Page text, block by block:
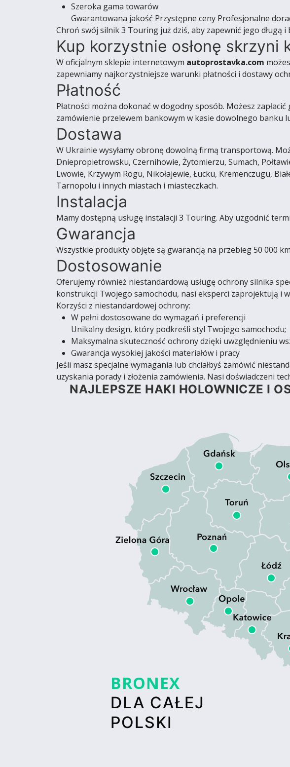
Szeroka gama towarów
Gwarantowana jakość Przystępne ceny Profesjonalne
Chroń swój silnik 3 Touring już dziś, aby zapewnić jego długą i
Kup korzystnie osłonę skrzyni
W oficjalnym sklepie internetowym autoprostavka.com
zapewniamy najkorzystniejsze warunki płatności i dostawy
Płatność
Płatności można dokonać w dogodny sposób. Możesz
zamówienie przelewem bankowym w kasie dowolnego banku
Dostawa
W Ukrainie wysyłamy obronę dowolną firmą transportową.
Dniepropietrowsku, Czernihowie, Żytomierzu, Sumach,
Lwowie, Krzywym Rogu, Nikołajewie, Łucku, Kremenczugu,
Tarnopolu i innych miastach i miasteczkach.
Instalacja
Mamy dostępną usługę instalacji 3 Touring. Aby uzgodnić
Gwarancja
Wszystkie produkty objęte są gwarancją na przebieg 50 000
Dostosowanie
Oferujemy również niestandardową usługę ochrony silnika
konstrukcji Twojego samochodu, nasi eksperci zaprojektują i
Korzyści z niestandardowej ochrony:
W pełni dostosowane do wymagań i preferencji
Unikalny design, który podkreśli styl Twojego samochodu;
Maksymalna skuteczność ochrony dzięki uwzględnieniu
Gwarancja wysokiej jakości materiałów i pracy
Jeśli masz specjalne wymagania lub chciałbyś zamówić
uzyskania porady i złożenia zamówienia. Nasi doświadczeni
NAJLEPSZE HAKI HOLOWNICZE I
BRONEX
DLA CAŁEJ
POLSKI